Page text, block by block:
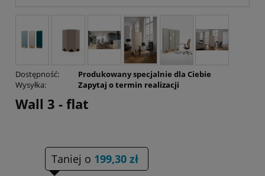
Dostępność:
Produkowany specjalnie dla Ciebie
Wysyłka:
Zapytaj o termin realizacji
Wall 3 - flat
Taniej o 199,30 zł